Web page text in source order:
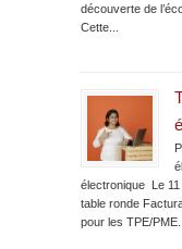
découverte de
Cette...
électronique Le 11
table ronde
pour les TPE/PME.